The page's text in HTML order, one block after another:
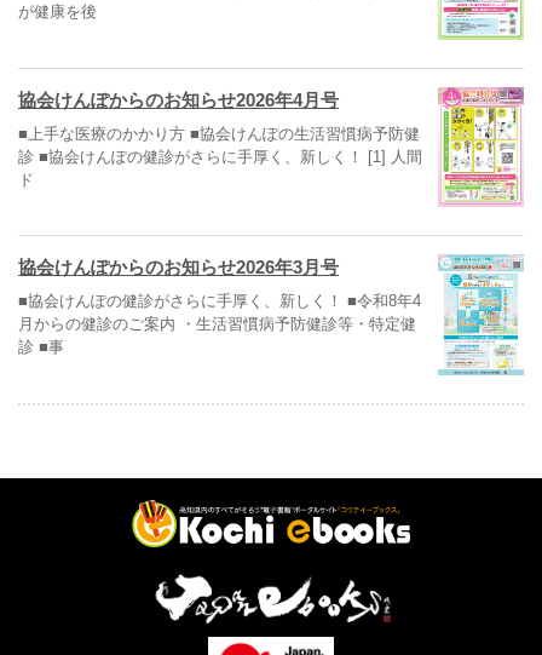
が健康を後
協会けんぽからのお知らせ2026年4月号
■上手な医療のかかり方 ■協会けんぽの生活習慣病予防健
診 ■協会けんぽの健診がさらに手厚く、新しく！ [1] 人間
ド
協会けんぽからのお知らせ2026年3月号
■協会けんぽの健診がさらに手厚く、新しく！ ■令和8年4
月からの健診のご案内 ・生活習慣病予防健診等・特定健
診 ■事